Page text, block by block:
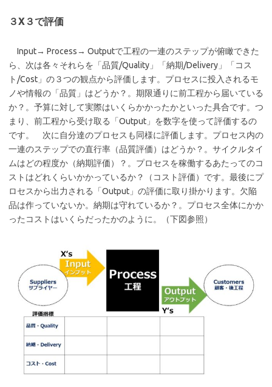
３X３で評価
Input→ Process→ Outputで工程の一連のステップが俯瞰できた
ら、次は各々それらを「品質/Quality」「納期/Delivery」「コス
ト/Cost」の３つの観点から評価します。プロセスに投入されるモ
ノや情報の「品質」はどうか？。期限通りに前工程から届いている
か？。予算に対して実際はいくらかかったかといった具合です。つ
まり、前工程から受け取る「Output」を数字を使って評価するの
です。 次に自分達のプロセスも同様に評価します。プロセス内の
一連のステップでの直行率（品質評価）はどうか？。サイクルタイ
ムはどの程度か（納期評価）？。プロセスを稼働するあたってのコ
ストはどれくらいかかっているか？（コスト評価）です。最後にプ
ロセスから出力される「Output」の評価に取り掛かります。欠陥
品は作っていないか。納期は守れているか？。プロセス全体にかか
ったコストはいくらだったかのように。（下図参照）